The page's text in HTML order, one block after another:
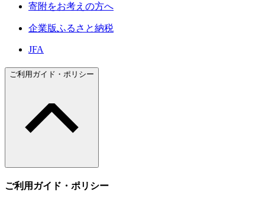
寄附をお考えの方へ
企業版ふるさと納税
JFA
ご利用ガイド・ポリシー
ご利用ガイド・ポリシー